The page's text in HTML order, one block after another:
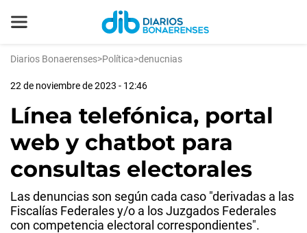
Diarios Bonaerenses>Política>denucnias
22 de noviembre de 2023 - 12:46
Línea telefónica, portal
web y chatbot para
consultas electorales
Las denuncias son según cada caso "derivadas a las
Fiscalías Federales y/o a los Juzgados Federales
con competencia electoral correspondientes".